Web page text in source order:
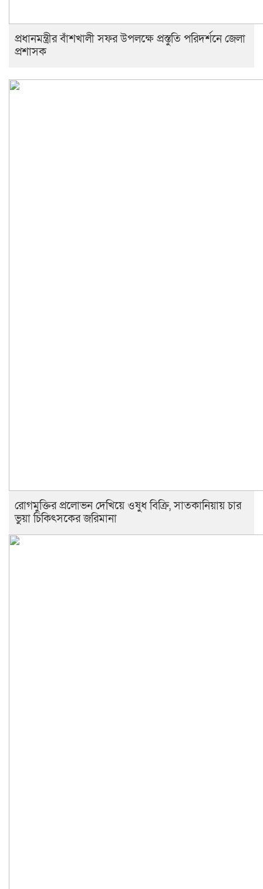
প্রধানমন্ত্রীর বাঁশখালী সফর উপলক্ষে প্রস্তুতি পরিদর্শনে জেলা
প্রশাসক
রোগমুক্তির প্রলোভন দেখিয়ে ওষুধ বিক্রি, সাতকানিয়ায় চার
ভুয়া চিকিৎসকের জরিমানা